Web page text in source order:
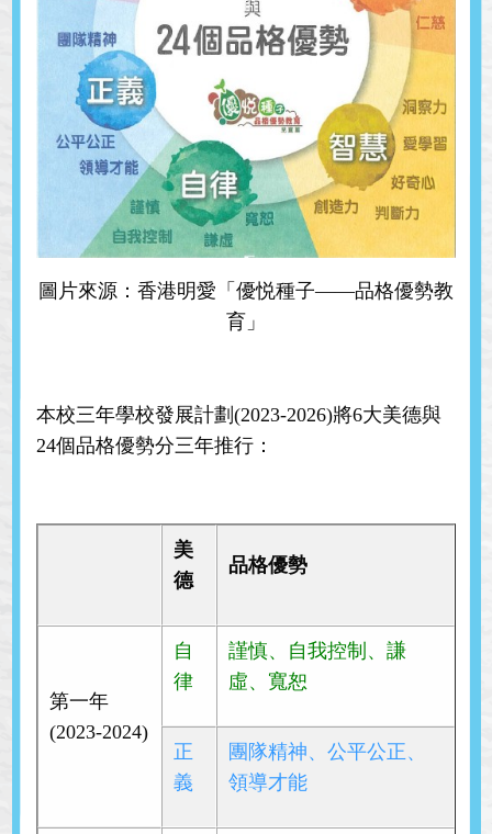
圖片來源：香港明愛「優悦種子——品格優勢教
育」
本校三年學校發展計劃(2023-2026)將6大美德與
24個品格優勢分三年推行：
美
德
品格優勢
第一年
(2023-2024)
自
律
謹慎、自我控制、謙
虛、寬恕
正
義
團隊精神、公平公正、
領導才能